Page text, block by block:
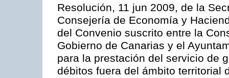
Resolución, 11 jun 2009, de la
Consejería de Economía y
del Convenio suscrito entre la
Gobierno de Canarias y el
para la prestación del servicio de
débitos fuera del ámbito territorial